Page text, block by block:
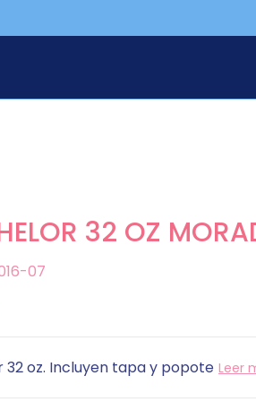
32 OZ
07
32 oz. Incluyen tapa y popote Leer